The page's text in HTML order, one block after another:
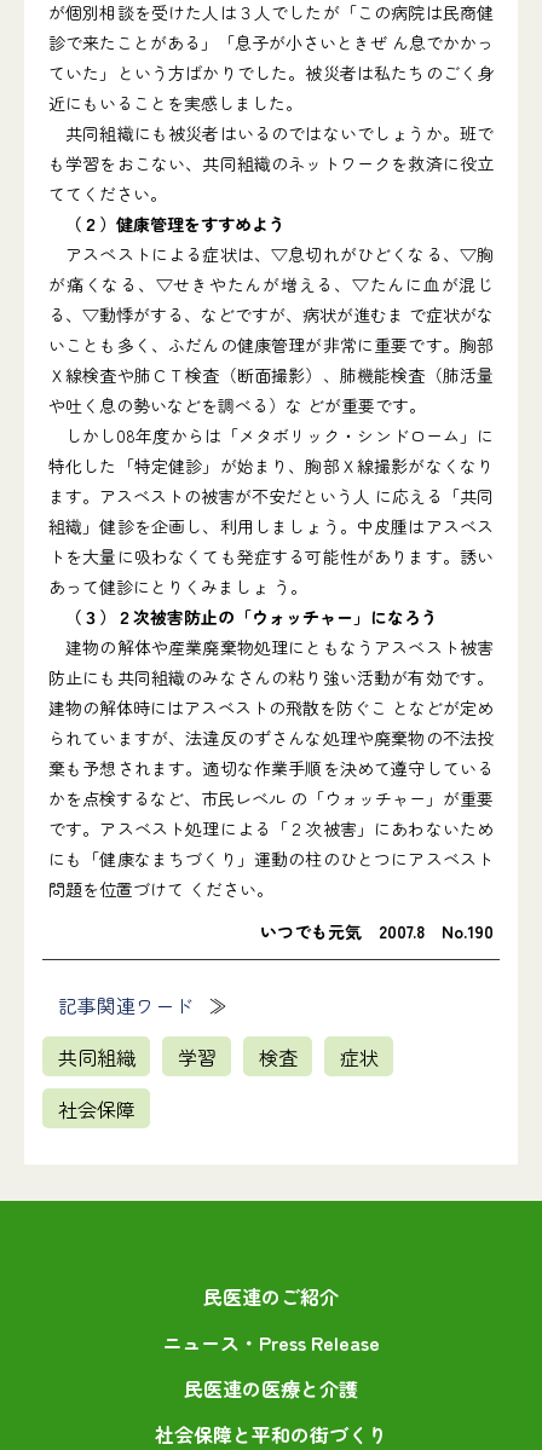
が個別相談を受けた人は３人でしたが「この病院は民商健
診で来たことがある」「息子が小さいときぜ ん息でかかっ
ていた」という方ばかりでした。被災者は私たちのごく身
近にもいることを実感しました。
共同組織にも被災者はいるのではないでしょうか。班で
も学習をおこない、共同組織のネットワークを救済に役立
ててください。
（２）健康管理をすすめよう
アスベストによる症状は、▽息切れがひどくなる、▽胸
が痛くなる、▽せきやたんが増える、▽たんに血が混じ
る、▽動悸がする、などですが、病状が進むま で症状がな
いことも多く、ふだんの健康管理が非常に重要です。胸部
Ｘ線検査や肺ＣＴ検査（断面撮影）、肺機能検査（肺活量
や吐く息の勢いなどを調べる）な どが重要です。
しかし08年度からは「メタボリック・シンドローム」に
特化した「特定健診」が始まり、胸部Ｘ線撮影がなくなり
ます。アスベストの被害が不安だという人 に応える「共同
組織」健診を企画し、利用しましょう。中皮腫はアスベス
トを大量に吸わなくても発症する可能性があります。誘い
あって健診にとりくみましょ う。
（３）２次被害防止の「ウォッチャー」になろう
建物の解体や産業廃棄物処理にともなうアスベスト被害
防止にも共同組織のみなさんの粘り強い活動が有効です。
建物の解体時にはアスベストの飛散を防ぐこ となどが定め
られていますが、法違反のずさんな処理や廃棄物の不法投
棄も予想されます。適切な作業手順を決めて遵守している
かを点検するなど、市民レベル の「ウォッチャー」が重要
です。アスベスト処理による「２次被害」にあわないため
にも「健康なまちづくり」運動の柱のひとつにアスベスト
問題を位置づけて ください。
いつでも元気 2007.8 No.190
記事関連ワード
共同組織
学習 検査
症状
社会保障
民医連のご紹介
ニュース・Press Release
民医連の医療と介護
社会保障と平和の街づくり